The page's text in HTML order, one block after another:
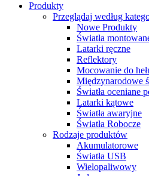
Produkty
Przeglądaj według
Nowe Produkty
Światła
Latarki ręczne
Reflektory
Mocowanie do
Międzynarodowe
Światła oceniane
Latarki kątowe
Światła awaryjne
Światła Robocze
Rodzaje produktów
Akumulatorowe
Światła USB
Wielopaliwowy